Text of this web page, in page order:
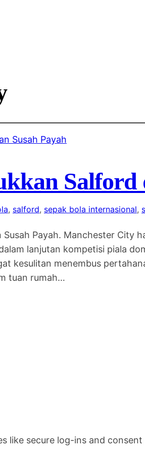
Salford
, salford, sepak bola internasional,
Payah. Manchester City
lanjutan kompetisi piala
kesulitan menembus
tuan rumah…
like secure log-ins and